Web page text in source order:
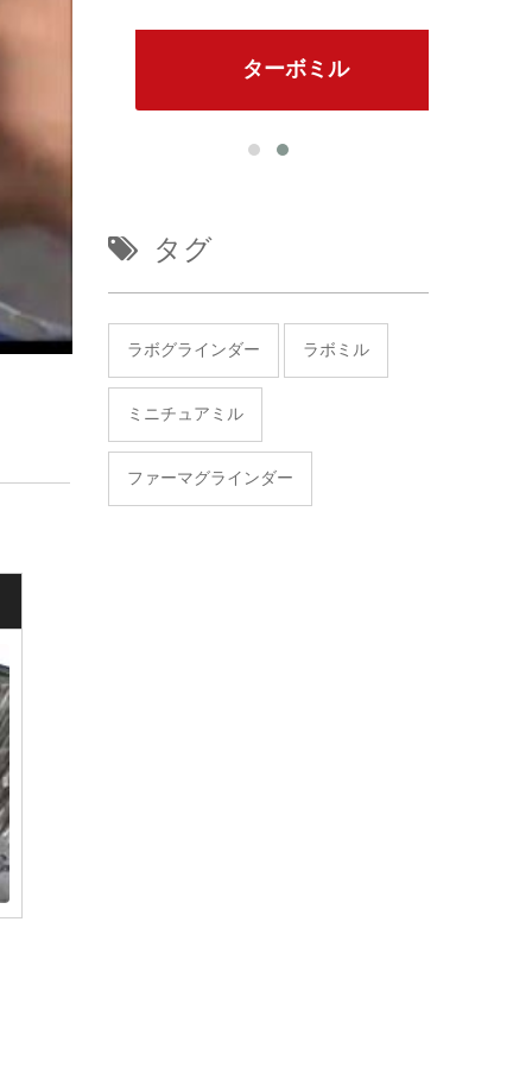
ターボミル
タグ
ラボグラインダー ラボミル
ミニチュアミル
ファーマグラインダー